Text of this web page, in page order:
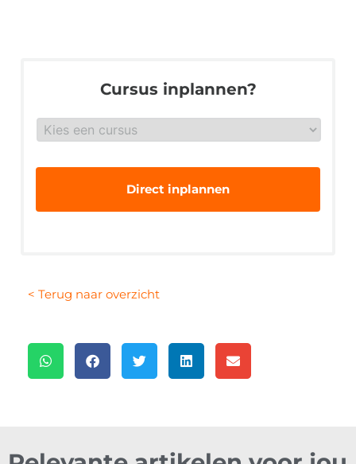
Cursus inplannen?
Gewenste
veiligheidsopleiding *
< Terug naar overzicht